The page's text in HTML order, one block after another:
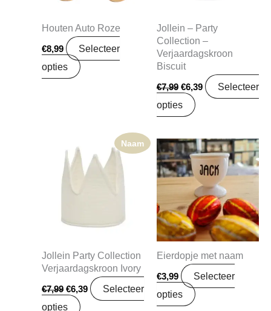
Houten Auto Roze
€8,99
Selecteer
opties
Jollein – Party
Collection –
Verjaardagskroon
Biscuit
€7,99 €6,39
Selecteer
opties
Naam
Jollein Party Collection
Verjaardagskroon Ivory
€7,99
Oorspronkelijke
prijs
was:
€7,99.
€6,39
Huidige
prijs
is:
Selecteer
opties
Eierdopje met naam
€3,99
Selecteer
opties